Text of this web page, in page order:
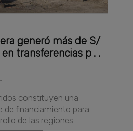
generó más de S/
transferencias p . .
constituyen una
de financiamiento para
de las regiones . . .